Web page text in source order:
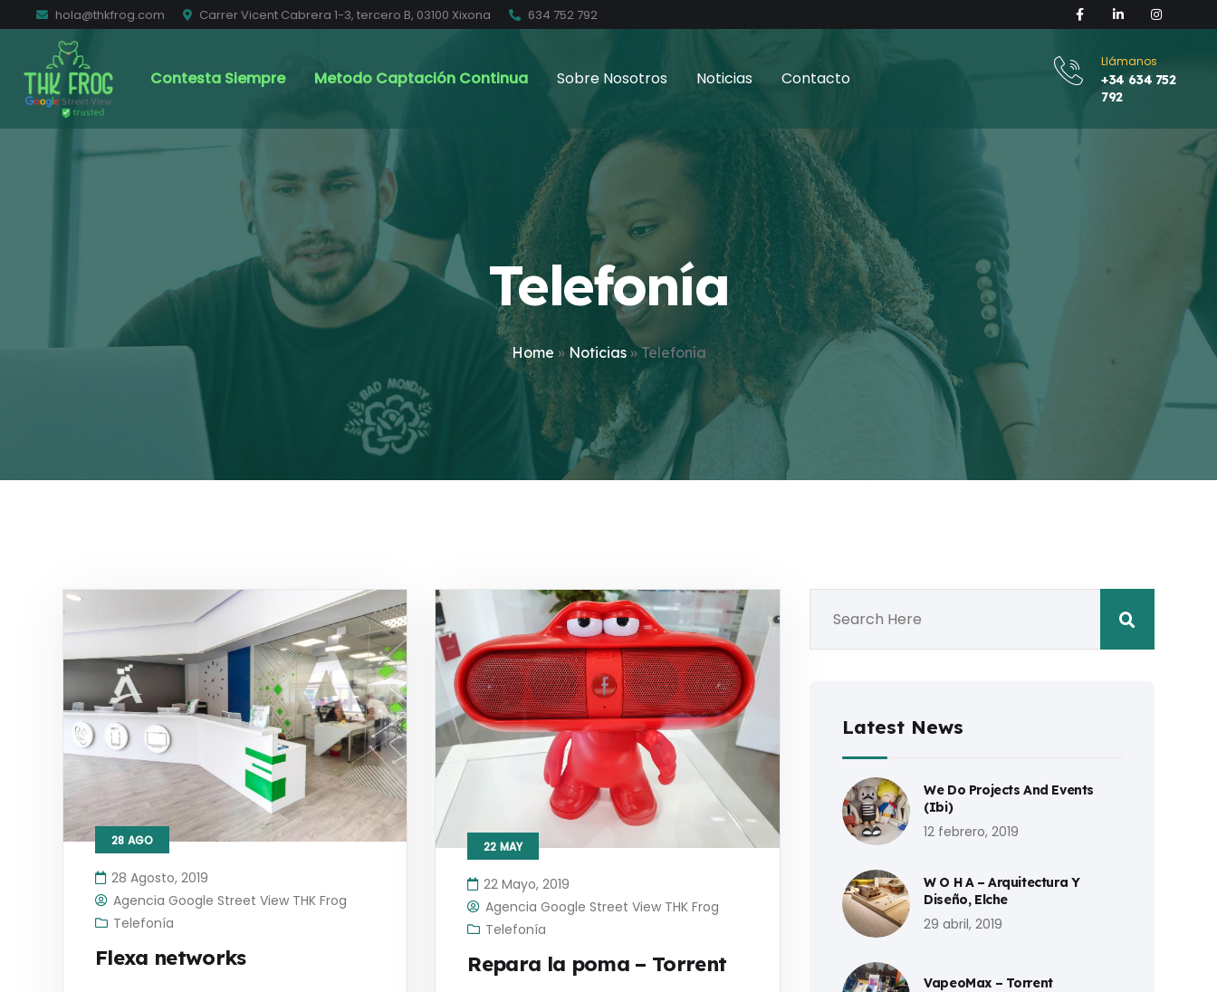
hola@thkfrog.com Carrer Vicent Cabrera 1-3, tercero B, 03100 Xixona 634 752 792
Contesta Siempre Metodo Captación Continua Sobre Nosotros Noticias Contacto
Llámanos
+34 634 752
792
Telefonía
Home » Noticias»Telefonía
28 AGO
28 Agosto, 2019
Agencia Google Street View THK Frog
Telefonía
Flexa networks
22 MAY
22 Mayo, 2019
Agencia Google Street View THK Frog
Telefonía
Repara la poma – Torrent
Latest News
We Do Projects And Events
(Ibi)
12 febrero, 2019
W O H A – Arquitectura Y
Diseño, Elche
29 abril, 2019
VapeoMax – Torrent